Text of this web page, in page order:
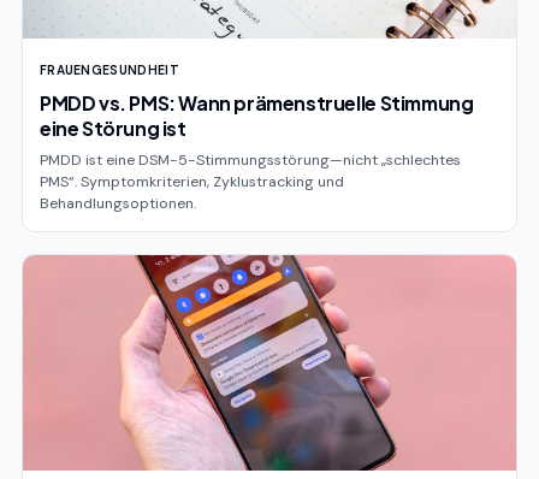
FRAUENGESUNDHEIT
PMDD vs. PMS: Wann prämenstruelle Stimmung
eine Störung ist
PMDD ist eine DSM-5-Stimmungsstörung—nicht „schlechtes
PMS“. Symptomkriterien, Zyklustracking und
Behandlungsoptionen.